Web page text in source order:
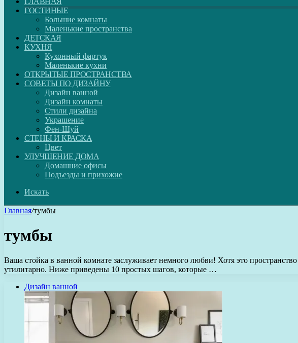
ГОСТИНЫЕ
Большие комнаты
Маленькие пространства
ДЕТСКАЯ
КУХНЯ
Кухонный фартук
Маленькие кухни
ОТКРЫТЫЕ ПРОСТРАНСТВА
СОВЕТЫ ПО ДИЗАЙНУ
Дизайн ванной
Дизайн комнаты
Стили дизайна
Украшение
Фен-Шуй
СТЕНЫ И КРАСКА
Цвет
УЛУЧШЕНИЕ ДОМА
Домашние офисы
Подъезды и прихожие
Искать
Главная/тумбы
тумбы
Ваша стойка в ванной комнате заслуживает немного любви! Хотя это
утилитарно. Ниже приведены 10 простых шагов, которые …
Дизайн ванной